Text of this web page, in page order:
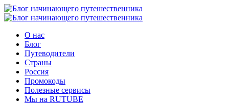
О нас
Блог
Путеводители
Страны
Россия
Промокоды
Полезные сервисы
Мы на RUTUBE